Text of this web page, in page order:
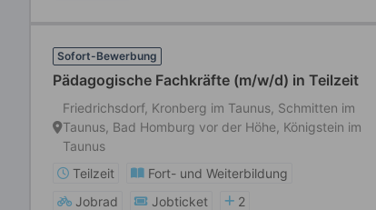
Sofort-Bewerbung
Pädagogische Fachkräfte (m/w/d) in Teilzeit
Friedrichsdorf, Kronberg im Taunus, Schmitten im
Taunus, Bad Homburg vor der Höhe, Königstein im
Taunus
Teilzeit
Fort- und Weiterbildung
Jobrad
Jobticket
2